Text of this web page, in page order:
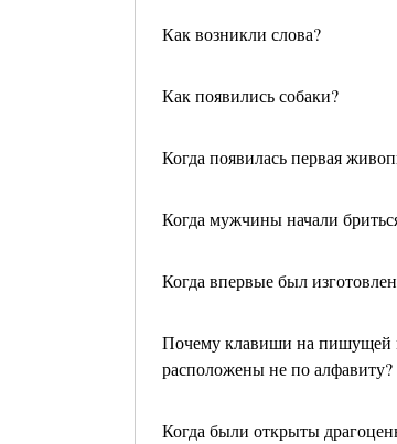
Как возникли слова?
Как появились собаки?
Когда появилась первая
Когда мужчины начали
Когда впервые был
Почему клавиши на пишущей
расположены не по алфавиту?
Когда были открыты